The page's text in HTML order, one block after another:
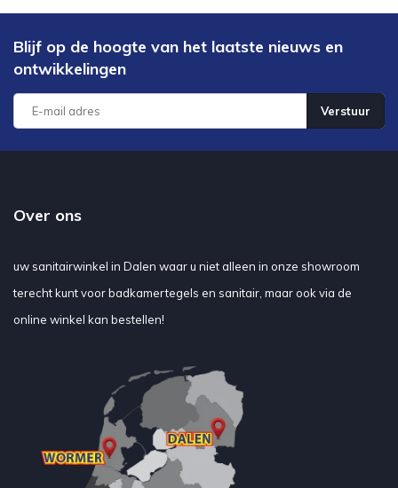
Blijf op de hoogte van het laatste nieuws en
ontwikkelingen
Verstuur
Over ons
uw sanitairwinkel in Dalen waar u niet alleen in onze showroom
terecht kunt voor badkamertegels en sanitair, maar ook via de
online winkel kan bestellen!